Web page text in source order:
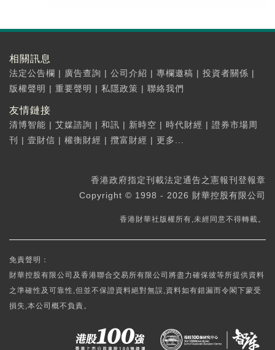
相關訊息
法定公告欄 | 廣告查詢 | 公司介紹 | 專欄邀稿 | 投資者關係 |
版權聲明 | 重要聲明 | 私隱政策 | 聯絡我們
友情鏈接
清博智能 | 艾媒諮詢 | 和訊 | 新時空 | 時代財經 | 證券市場周
刊
| 壹財信 | 權衡財經 | 攬富財經 | 更多...
香港政府指定刊載法定通告之憲報刊登報章
Copyright © 1998 - 2026 財華控股有限公司
香港財華社版權所有,未經同意不得轉載。
免責聲明：
財華控股有限公司及香港聯合交易所有限公司將盡力確保彼等所提供資料
之準確性及可靠性,但並不保證資料絕對無誤,資料如有錯漏而令閣下蒙受
損失,本公司概不負責。